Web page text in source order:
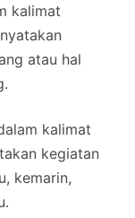
kalimat
atau hal
kalimat
kegiatan
kemarin,